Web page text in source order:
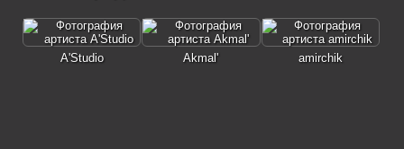
A'Studio Akmal' amirchik